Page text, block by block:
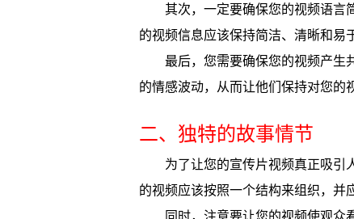
其次，一定要确保您的视频语言
的视频信息应该保持简洁、清晰和易
最后，您需要确保您的视频产生
的情感波动，从而让他们保持对您的
二、独特的故事情节
为了让您的宣传片视频真正吸引
的视频应该按照一个结构来组织，并
同时，注意要让您的视频使观